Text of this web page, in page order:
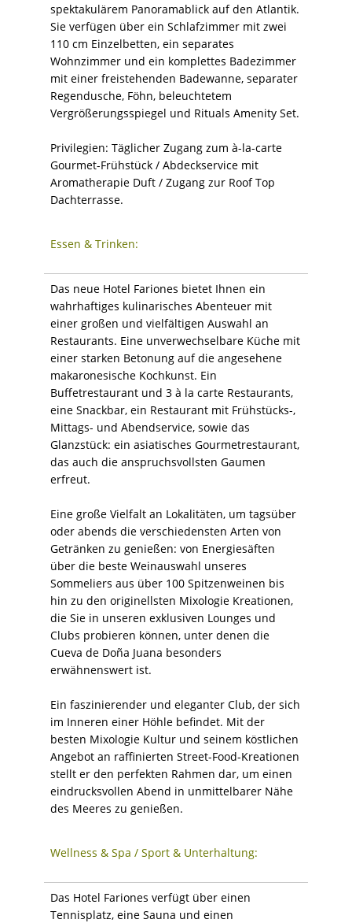
spektakulärem Panoramablick auf den Atlantik.
Sie verfügen über ein Schlafzimmer mit zwei
110 cm Einzelbetten, ein separates
Wohnzimmer und ein komplettes Badezimmer
mit einer freistehenden Badewanne, separater
Regendusche, Föhn, beleuchtetem
Vergrößerungsspiegel und Rituals Amenity Set.
Privilegien: Täglicher Zugang zum à-la-carte
Gourmet-Frühstück / Abdeckservice mit
Aromatherapie Duft / Zugang zur Roof Top
Dachterrasse.
Essen & Trinken:
Das neue Hotel Fariones bietet Ihnen ein
wahrhaftiges kulinarisches Abenteuer mit
einer großen und vielfältigen Auswahl an
Restaurants. Eine unverwechselbare Küche mit
einer starken Betonung auf die angesehene
makaronesische Kochkunst. Ein
Buffetrestaurant und 3 à la carte Restaurants,
eine Snackbar, ein Restaurant mit Frühstücks-,
Mittags- und Abendservice, sowie das
Glanzstück: ein asiatisches Gourmetrestaurant,
das auch die anspruchsvollsten Gaumen
erfreut.
Eine große Vielfalt an Lokalitäten, um tagsüber
oder abends die verschiedensten Arten von
Getränken zu genießen: von Energiesäften
über die beste Weinauswahl unseres
Sommeliers aus über 100 Spitzenweinen bis
hin zu den originellsten Mixologie Kreationen,
die Sie in unseren exklusiven Lounges und
Clubs probieren können, unter denen die
Cueva de Doña Juana besonders
erwähnenswert ist.
Ein faszinierender und eleganter Club, der sich
im Inneren einer Höhle befindet. Mit der
besten Mixologie Kultur und seinem köstlichen
Angebot an raffinierten Street-Food-Kreationen
stellt er den perfekten Rahmen dar, um einen
eindrucksvollen Abend in unmittelbarer Nähe
des Meeres zu genießen.
Wellness & Spa / Sport & Unterhaltung:
Das Hotel Fariones verfügt über einen
Tennisplatz, eine Sauna und einen